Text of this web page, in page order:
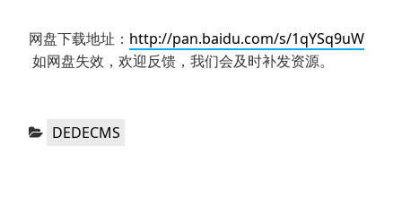
网盘下载地址： http://pan.baidu.com/s/1qYSq9uW
如网盘失效，欢迎反馈，我们会及时补发资源。
分
DEDECMS